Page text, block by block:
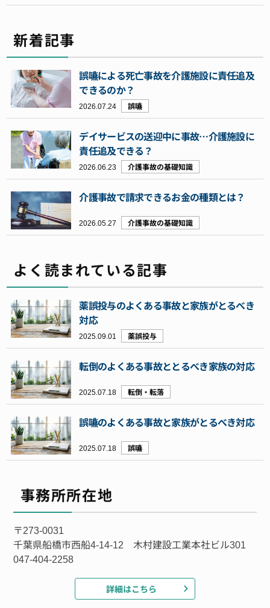
新着記事
誤嚥による死亡事故を介護施設に責任追及
できるのか？
2026.07.24 誤嚥
デイサービスの送迎中に事故…介護施設に
責任追及できる？
2026.06.23 介護事故の基礎知識
介護事故で請求できるお金の種類とは？
2026.05.27 介護事故の基礎知識
よく読まれている記事
薬誤投与のよくある事故と家族がとるべき
対応
2025.09.01 薬誤投与
転倒のよくある事故ととるべき家族の対応
2025.07.18 転倒・転落
誤嚥のよくある事故と家族がとるべき対応
2025.07.18 誤嚥
事務所所在地
〒273-0031
千葉県船橋市西船4-14-12 木村建設工業本社ビル301
047-404-2258
詳細はこちら